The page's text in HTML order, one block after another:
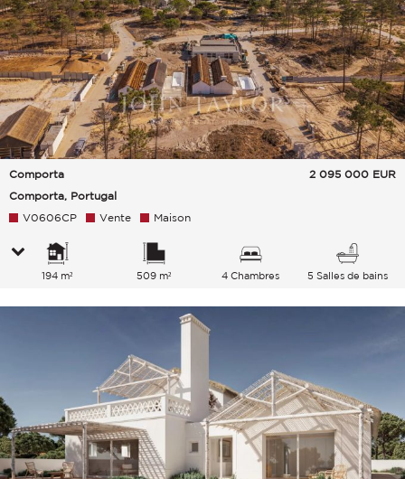
Comporta
Comporta, Portugal
2 095 000 EUR
V0606CP Vente Maison
194 m² 509 m² 4 Chambres 5 Salles de bains